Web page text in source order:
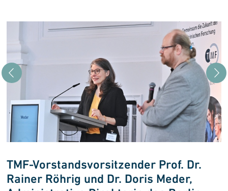
TMF-Vorstandsvorsitzender Prof. Dr.
Rainer Röhrig und Dr. Doris Meder,